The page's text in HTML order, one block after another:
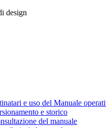
design
e uso del Manuale
e storico
del manuale